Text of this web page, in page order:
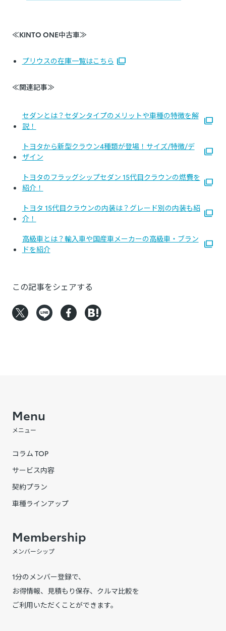
≪KINTO ONE中古車≫
プリウスの在庫一覧はこちら
≪関連記事≫
セダンとは？セダンタイプのメリットや車種の特徴を解
説！
トヨタから新型クラウン4種類が登場！サイズ/特徴/デ
ザイン
トヨタのフラッグシップセダン 15代目クラウンの燃費を
紹介！
トヨタ 15代目クラウンの内装は？グレード別の内装も紹
介！
高級車とは？輸入車や国産車メーカーの高級車・ブラン
ドを紹介
この記事をシェアする
Menu
メニュー
コラム TOP
サービス内容
契約プラン
車種ラインアップ
Membership
メンバーシップ
1分のメンバー登録で、
お得情報、見積もり保存、クルマ比較を
ご利用いただくことができます。